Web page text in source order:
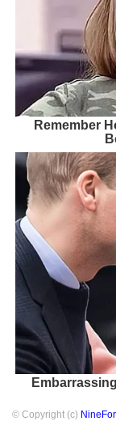
Remember
© Copyright (c)